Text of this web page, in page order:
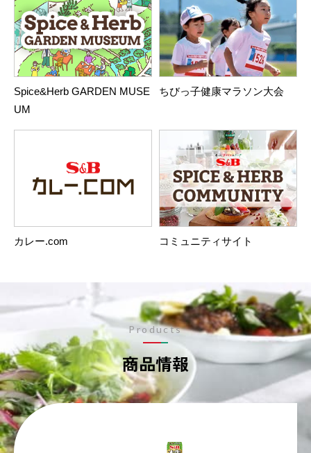
Spice&Herb GARDEN MUSE
UM
ちびっ子健康マラソン大会
カレー.com コミュニティサイト
商品情報
Products